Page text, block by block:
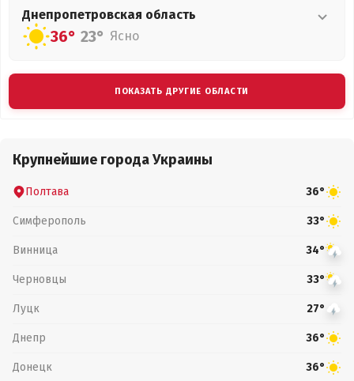
Днепропетровская область
36° 23° Ясно
ПОКАЗАТЬ ДРУГИЕ ОБЛАСТИ
Крупнейшие города Украины
Полтава 36°
Симферополь 33°
Винница 34°
Черновцы 33°
Луцк 27°
Днепр 36°
Донецк 36°